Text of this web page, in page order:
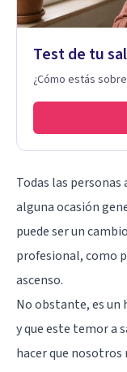
Test de tu
¿Cómo estás
Todas las
alguna ocasión
puede ser un
profesional, como
ascenso.
No obstante, es un
y que este temor a
hacer que